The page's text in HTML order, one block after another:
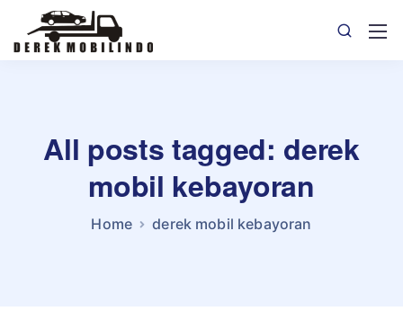
All posts tagged: derek
mobil kebayoran
Home derek mobil kebayoran